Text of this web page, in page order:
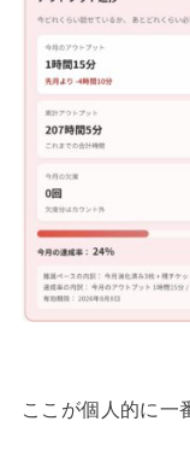
ここが個人的に一